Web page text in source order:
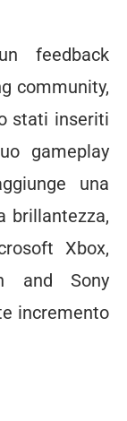
feedback
community,
stati inseriti
gameplay
una
brillantezza,
Xbox,
and Sony
incremento